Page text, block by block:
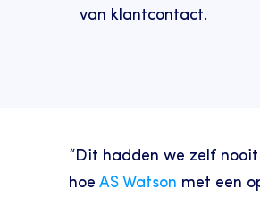
van klantcontact.
“Dit hadden we zelf
hoe AS Watson met een